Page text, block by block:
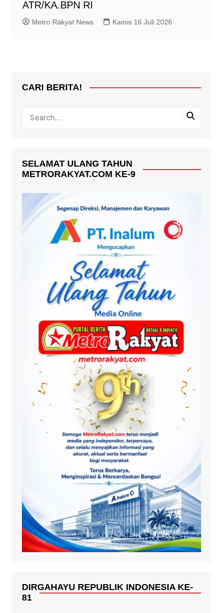
ATR/KA.BPN RI
Metro Rakyat News Kamis 16 Juli 2026
CARI BERITA!
SELAMAT ULANG TAHUN
METRORAKYAT.COM KE-9
DIRGAHAYU REPUBLIK INDONESIA KE-
81